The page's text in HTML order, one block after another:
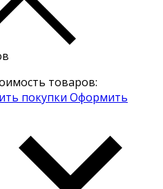
товаров:
покупки Оформить